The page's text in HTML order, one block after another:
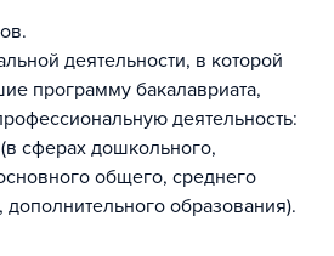
деятельности, в которой
программу бакалавриата,
деятельность:
сферах дошкольного,
общего, среднего
образования).